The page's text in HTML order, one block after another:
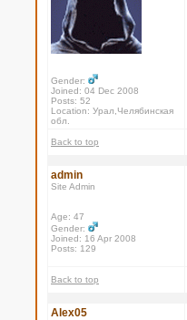
Gender:
Joined: 04 Dec 2008
Posts: 52
Location: Урал,Челябинская
обл.
Back to top
admin
Site Admin
Age: 47
Gender:
Joined: 16 Apr 2008
Posts: 129
Back to top
Alex05